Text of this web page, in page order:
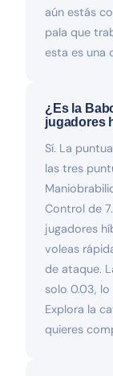
aún estás
pala que
esta es una
¿Es la
jugadores
Sí. La
las tres
Control de
jugadores
voleas
de ataque.
solo 0.03,
Explora la
quieres